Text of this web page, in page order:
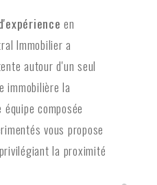
en
Immobilier a
autour d'un seul
immobilière la
composée
vous propose
la proximité